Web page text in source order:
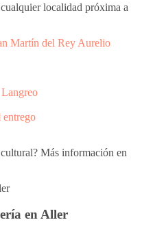
localidad próxima a
Martín del Rey Aurelio
Langreo
entrego
Más información en
en Aller